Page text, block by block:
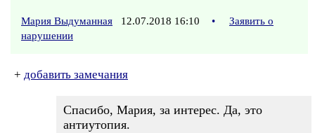
Мария Выдуманная 12.07.2018 16:10 •
Заявить о
нарушении
+ добавить замечания
Спасибо, Мария, за интерес. Да, это
антиутопия.